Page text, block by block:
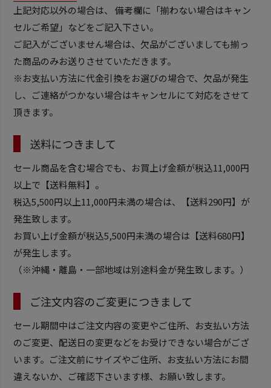
上記対応以外の場合は、 備考欄に「揃わない場合はキャン
セルご希望」などをご記入下さい。
ご記入がございません場合は、欠品がございましても揃っ
た商品のみお送りさせていただきます。
※お支払い方法に代金引換をお選びの場合で、欠品が発生
し、ご連絡がつかない場合はキャンセルにて対応をさせて
頂きます。
送料につきまして
セール商品を含む場合でも、お買上げ金額が税込11,000円
以上で【送料無料】。
税込5,500円以上11,000円未満の場合は、【送料290円】が
発生致します。
お買い上げ金額が税込5,500円未満の場合は【送料680円】
が発生します。
（※沖縄・離島・一部地域は別途料金が発生致します。）
ご注文内容のご変更につきまして
セール期間中はご注文内容の変更やご住所、お支払い方法
のご変更、配送日の変更などをお受けできない場合がござ
います。ご注文前にサイズやご住所、お支払い方法にお間
違えないか、ご確認下さいます様、お願い致します。